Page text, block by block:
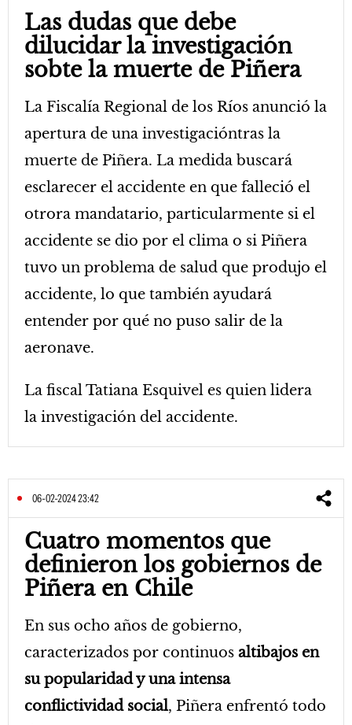
Las dudas que debe
dilucidar la investigación
sobte la muerte de Piñera
La Fiscalía Regional de los Ríos anunció la
apertura de una investigacióntras la
muerte de Piñera. La medida buscará
esclarecer el accidente en que falleció el
otrora mandatario, particularmente si el
accidente se dio por el clima o si Piñera
tuvo un problema de salud que produjo el
accidente, lo que también ayudará
entender por qué no puso salir de la
aeronave.
La fiscal Tatiana Esquivel es quien lidera
la investigación del accidente.
06-02-2024 23:42
Cuatro momentos que
definieron los gobiernos de
Piñera en Chile
En sus ocho años de gobierno,
caracterizados por continuos altibajos en
su popularidad y una intensa
conflictividad social, Piñera enfrentó todo